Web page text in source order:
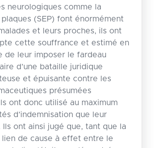
neurologiques comme la
(SEP) font énormément
et leurs proches, ils ont
cette souffrance et estimé en
de leur imposer le fardeau
d’une bataille juridique
et épuisante contre les
présumées
ont donc utilisé au maximum
d’indemnisation que leur
ont ainsi jugé que, tant que la
lien de cause à effet entre le